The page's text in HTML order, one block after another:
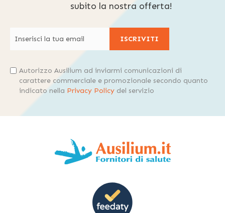
subito la nostra offerta!
ISCRIVITI
Autorizzo Ausilium ad inviarmi comunicazioni di
carattere commerciale e promozionale secondo quanto
indicato nella Privacy Policy del servizio